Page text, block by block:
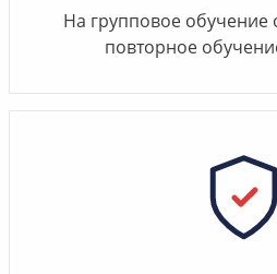
На групповое обучение
повторное